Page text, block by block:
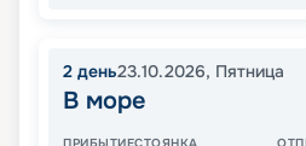
2 день23.10.2026, Пятница
В море